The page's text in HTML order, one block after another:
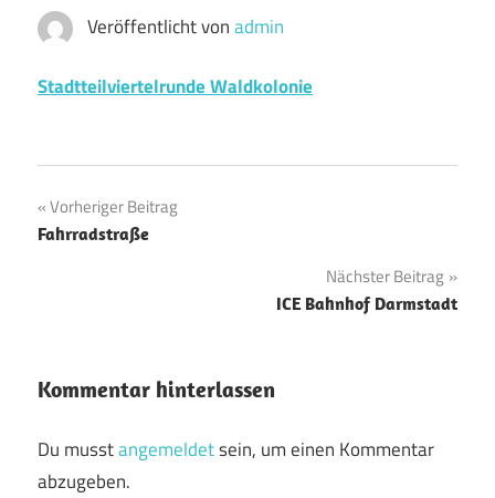
Weststadt
–
Darmstadt
Veröffentlicht vonadmin
Stadtteilviertelrunde Waldkolonie
Beitragsnavigation
Vorheriger Beitrag
Fahrradstraße
Nächster Beitrag
ICE Bahnhof Darmstadt
Kommentar hinterlassen
Du musstangemeldetsein, um einen Kommentar
abzugeben.